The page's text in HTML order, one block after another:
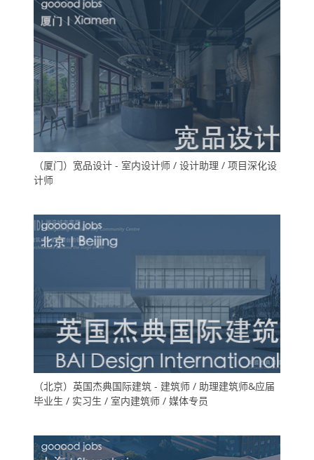
（厦门）宽品设计 - 室内设计师 / 设计助理 / 项目深化设
计师
（北京）英国杰典国际建筑 - 建筑师 / 助理建筑师&应届
毕业生 / 实习生 / 室内建筑师 / 媒体专员